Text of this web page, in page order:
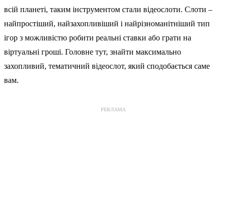
всій планеті, таким інструментом стали відеослоти. Слоти –
найпростіший, найзахопливіший і найрізноманітніший тип
ігор з можливістю робити реальні ставки або грати на
віртуальні гроші. Головне тут, знайти максимально
захопливий, тематичний відеослот, який сподобається саме
вам.
РЕКЛАМА